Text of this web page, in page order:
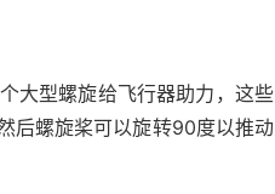
大型螺旋给飞行器助力，这些
后螺旋桨可以旋转90度以推动